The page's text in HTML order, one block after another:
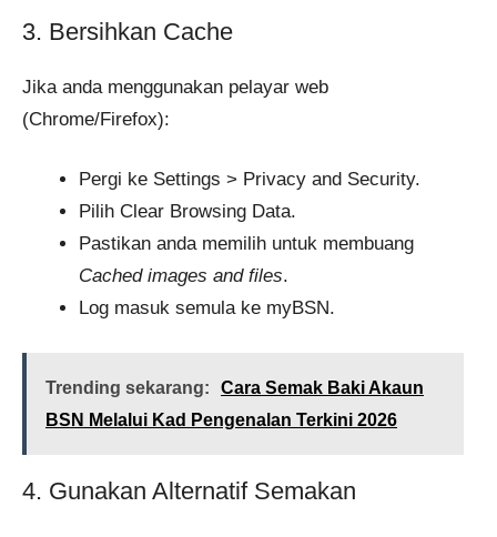
3. Bersihkan Cache
Jika anda menggunakan pelayar web
(Chrome/Firefox):
Pergi ke Settings > Privacy and Security.
Pilih Clear Browsing Data.
Pastikan anda memilih untuk membuang
Cached images and files.
Log masuk semula ke myBSN.
Trending sekarang:
Cara Semak Baki Akaun
BSN Melalui Kad Pengenalan Terkini 2026
4. Gunakan Alternatif Semakan